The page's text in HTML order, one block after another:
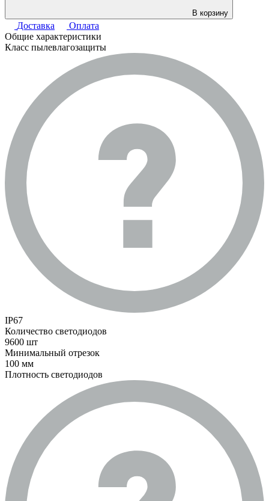
В корзину
Доставка
Оплата
Общие характеристики
Класс пылевлагозащиты
IP67
Количество светодиодов
9600 шт
Минимальный отрезок
100 мм
Плотность светодиодов